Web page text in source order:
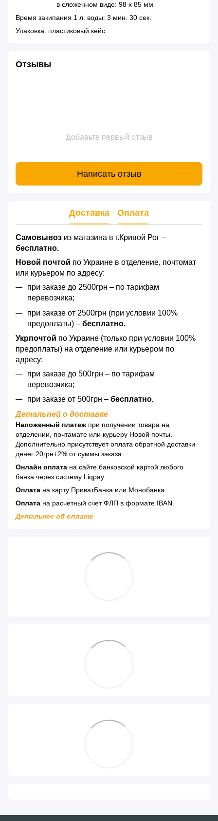
в сложенном виде: 98 x 85 мм
Время закипания 1 л. воды: 3 мин. 30 сек.
Упаковка: пластиковый кейс.
Отзывы
Добавьте первый отзыв
Написать отзыв
Доставка Оплата
Самовывоз из магазина в г.Кривой Рог –
бесплатно.
Новой почтой по Украине в отделение, почтомат
или курьером по адресу:
при заказе до 2500грн – по тарифам
перевозчика;
при заказе от 2500грн (при условии 100%
предоплаты) – бесплатно.
Укрпочтой по Украине (только при условии 100%
предоплаты) на отделение или курьером по
адресу:
при заказе до 500грн – по тарифам
перевозчика;
при заказе от 500грн – бесплатно.
Детальней о доставке
Наложенный платеж при получении товара на
отделении, почтамате или курьеру Новой почты.
Дополнительно присутствует оплата обратной доставки
денег 20грн+2% от суммы заказа.
Онлайн оплата на сайте банковской картой любого
банка через систему Liqpay.
Оплата на карту ПриватБанка или Монобанка.
Оплата на расчетный счет ФЛП в формате IBAN.
Детальнее об оплате